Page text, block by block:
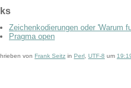
Zeichenkodierungen oder 'Warum
Pragma open
von Frank Seitz in Perl , UTF-8 um